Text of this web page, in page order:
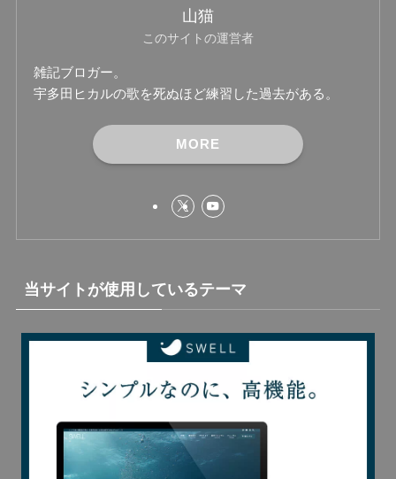
山猫
このサイトの運営者
雑記ブロガー。
宇多田ヒカルの歌を死ぬほど練習した過去がある。
MORE
当サイトが使用しているテーマ